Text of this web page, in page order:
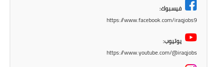
فيسبوك:
https://www.facebook.com/iraqjobs9
يوتيوب:
https://www.youtube.com/@iraqjobs